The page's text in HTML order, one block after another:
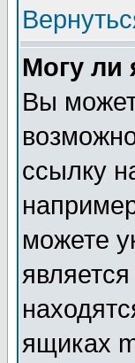
Могу ли
Вы
ссылку
можете
ящиках